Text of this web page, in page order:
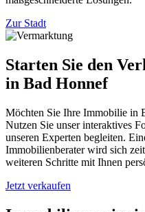
Zur Stadt
Starten Sie den
in Bad Honnef
Möchten Sie Ihre Immobilie in
Nutzen Sie unser interaktives
unseren Experten begleiten.
Immobilienberater wird sich
weiteren Schritte mit Ihnen
Jetzt verkaufen